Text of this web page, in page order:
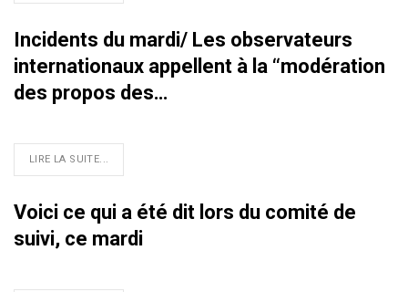
Incidents du mardi/ Les observateurs
internationaux appellent à la ‘‘modération
des propos des…
LIRE LA SUITE...
Voici ce qui a été dit lors du comité de
suivi, ce mardi